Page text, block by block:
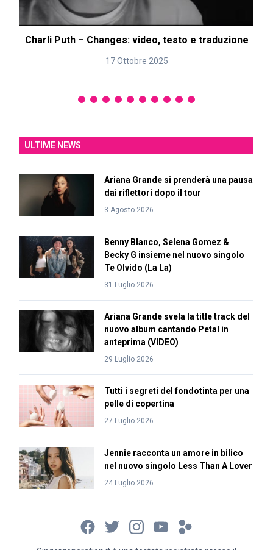
Charli Puth – Changes: video, testo e traduzione
17 Ottobre 2025
ULTIME NEWS
Ariana Grande si prenderà una pausa
dai riflettori dopo il tour
3 Agosto 2026
Benny Blanco, Selena Gomez &
Becky G insieme nel nuovo singolo
Te Olvido (La La)
31 Luglio 2026
Ariana Grande svela la title track del
nuovo album cantando Petal in
anteprima (VIDEO)
29 Luglio 2026
Tutti i segreti del fondotinta per una
pelle di copertina
27 Luglio 2026
Jennie racconta un amore in bilico
nel nuovo singolo Less Than A Lover
24 Luglio 2026